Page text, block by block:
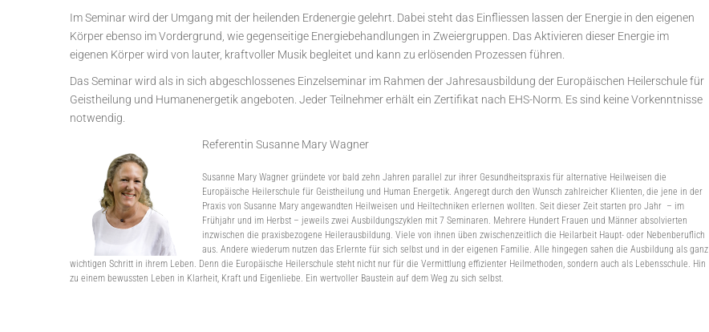
Im Seminar wird der Umgang mit der heilenden Erdenergie gelehrt. Dabei steht das Einfliessen lassen der Energie in den eigenen
Körper ebenso im Vordergrund, wie gegenseitige Energiebehandlungen in Zweiergruppen. Das Aktivieren dieser Energie im
eigenen Körper wird von lauter, kraftvoller Musik begleitet und kann zu erlösenden Prozessen führen.
Das Seminar wird als in sich abgeschlossenes Einzelseminar im Rahmen der Jahresausbildung der Europäischen Heilerschule für
Geistheilung und Humanenergetik angeboten. Jeder Teilnehmer erhält ein Zertifikat nach EHS-Norm. Es sind keine Vorkenntnisse
notwendig.
Referentin Susanne Mary Wagner
Susanne Mary Wagner gründete vor bald zehn Jahren parallel zur ihrer Gesundheitspraxis für alternative Heilweisen die
Europäische Heilerschule für Geistheilung und Human Energetik. Angeregt durch den Wunsch zahlreicher Klienten, die jene in der
Praxis von Susanne Mary angewandten Heilweisen und Heiltechniken erlernen wollten. Seit dieser Zeit starten pro Jahr – im
Frühjahr und im Herbst – jeweils zwei Ausbildungszyklen mit 7 Seminaren. Mehrere Hundert Frauen und Männer absolvierten
inzwischen die praxisbezogene Heilerausbildung. Viele von ihnen üben zwischenzeitlich die Heilarbeit Haupt- oder Nebenberuflich
aus. Andere wiederum nutzen das Erlernte für sich selbst und in der eigenen Familie. Alle hingegen sahen die Ausbildung als ganz
wichtigen Schritt in ihrem Leben. Denn die Europäische Heilerschule steht nicht nur für die Vermittlung effizienter Heilmethoden, sondern auch als Lebensschule. Hin
zu einem bewussten Leben in Klarheit, Kraft und Eigenliebe. Ein wertvoller Baustein auf dem Weg zu sich selbst.